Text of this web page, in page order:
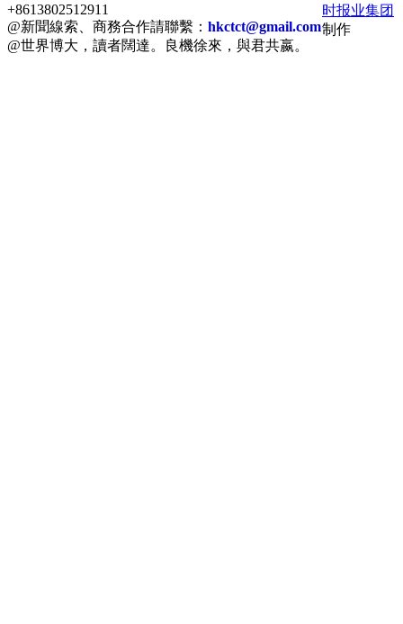
+8613802512911
@新聞線索、商務合作請聯繫： hkctct@gmail.com
@世界博大，讀者闊達。良機徐來，與君共嬴。
时报业集团
制作